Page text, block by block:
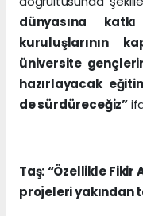
dünyasına
kuruluşlarının
üniversite
hazırlayacak
de sürdüreceğiz”
Taş: “Özellikle
projeleri yakından